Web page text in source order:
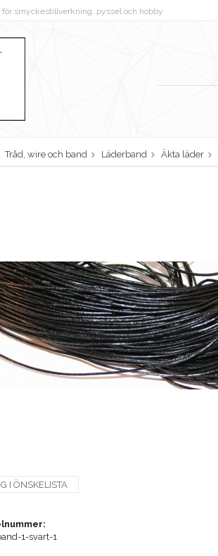
smyckestillverkning, pyssel och hobby
Tråd, wire och band Läderband Äkta läder
I ÖNSKELISTA
1-svart-1